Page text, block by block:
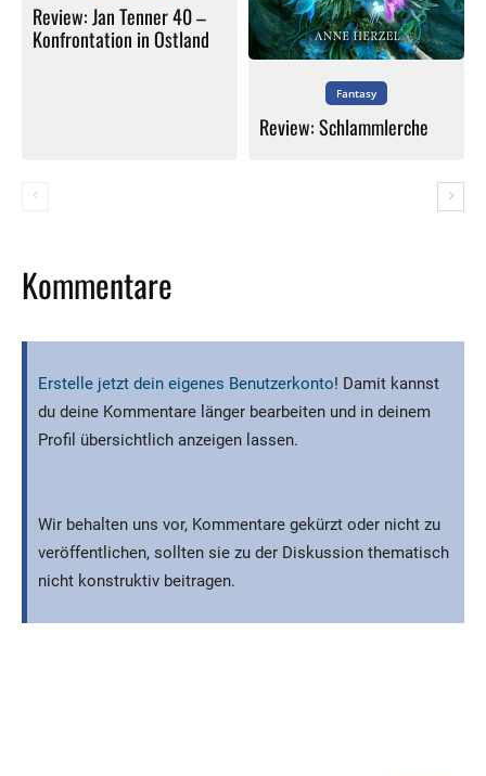
Review: Jan Tenner 40 –
Konfrontation in Ostland
Fantasy
Review: Schlammlerche
Kommentare
Erstelle jetzt dein eigenes Benutzerkonto! Damit kannst
du deine Kommentare länger bearbeiten und in deinem
Profil übersichtlich anzeigen lassen.
Wir behalten uns vor, Kommentare gekürzt oder nicht zu
veröffentlichen, sollten sie zu der Diskussion thematisch
nicht konstruktiv beitragen.